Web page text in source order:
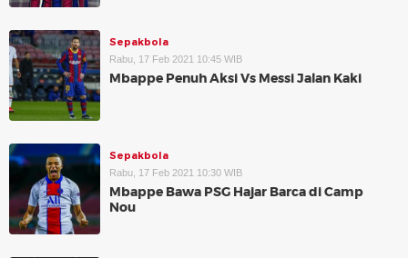
Sepakbola
Rabu, 17 Feb 2021 10:45 WIB
Mbappe Penuh Aksi Vs Messi Jalan Kaki
Sepakbola
Rabu, 17 Feb 2021 10:30 WIB
Mbappe Bawa PSG Hajar Barca di Camp
Nou